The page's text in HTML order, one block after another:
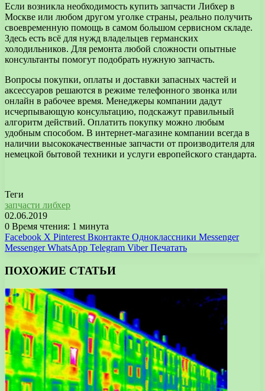
Если возникла необходимость купить запчасти Либхер в
Москве или любом другом уголке страны, реально получить
своевременную помощь в самом большом сервисном складе.
Здесь есть всё для нужд владельцев германских
холодильников. Для ремонта любой сложности опытные
консультанты помогут подобрать нужную запчасть.
Вопросы покупки, оплаты и доставки запасных частей и
аксессуаров решаются в режиме телефонного звонка или
онлайн в рабочее время. Менеджеры компании дадут
исчерпывающую консультацию, подскажут правильный
алгоритм действий. Оплатить покупку можно любым
удобным способом. В интернет-магазине компании всегда в
наличии высококачественные запчасти от производителя для
немецкой бытовой техники и услуги европейского стандарта.
Теги
запчасти либхер
02.06.2019
0 Время чтения: 1 минута
Facebook X Pinterest Вконтакте Одноклассники Messenger
Messenger WhatsApp Telegram Viber Печатать
ПОХОЖИЕ СТАТЬИ